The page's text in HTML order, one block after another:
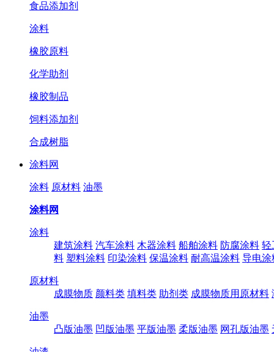
食品添加剂
涂料
橡胶原料
化学助剂
橡胶制品
饲料添加剂
合成树脂
涂料网
涂料 原材料 油墨
涂料网
涂料
建筑涂料 汽车涂料 木器涂料 船舶涂料 防腐涂料 轻
料 塑料涂料 印染涂料 保温涂料 耐高温涂料 导电涂
原材料
成膜物质 颜料类 填料类 助剂类 成膜物质用原材料
油墨
凸版油墨 凹版油墨 平版油墨 柔版油墨 网孔版油墨